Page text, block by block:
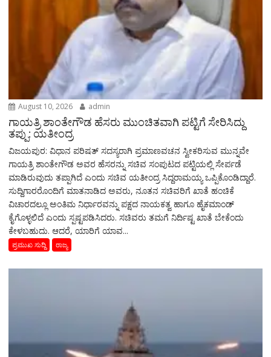
August 10, 2026 admin
ಗಾಯತ್ರಿ ಶಾಂತೇಗೌಡ ಹೆಸರು ಮುಂಚಿತವಾಗಿ ಪಟ್ಟಿಗೆ ಸೇರಿಸಿದ್ದು
ತಪ್ಪು: ಯತೀಂದ್ರ
ವಿಜಯಪುರ: ವಿಧಾನ ಪರಿಷತ್‌ ಸದಸ್ಯರಾಗಿ ಪ್ರಮಾಣವಚನ ಸ್ವೀಕರಿಸುವ ಮುನ್ನವೇ
ಗಾಯತ್ರಿ ಶಾಂತೇಗೌಡ ಅವರ ಹೆಸರನ್ನು ಸಚಿವ ಸಂಪುಟದ ಪಟ್ಟಿಯಲ್ಲಿ ಸೇರ್ಪಡೆ
ಮಾಡಿರುವುದು ತಪ್ಪಾಗಿದೆ ಎಂದು ಸಚಿವ ಯತೀಂದ್ರ ಸಿದ್ದರಾಮಯ್ಯ ಒಪ್ಪಿಕೊಂಡಿದ್ದಾರೆ.
ಸುದ್ದಿಗಾರರೊಂದಿಗೆ ಮಾತನಾಡಿದ ಅವರು, ನೂತನ ಸಚಿವರಿಗೆ ಖಾತೆ ಹಂಚಿಕೆ
ವಿಚಾರದಲ್ಲೂ ಅಂತಿಮ ನಿರ್ಧಾರವನ್ನು ಪಕ್ಷದ ನಾಯಕತ್ವ ಹಾಗೂ ಹೈಕಮಾಂಡ್‌
ಕೈಗೊಳ್ಳಲಿದೆ ಎಂದು ಸ್ಪಷ್ಟಪಡಿಸಿದರು. ಸಚಿವರು ತಮಗೆ ನಿರ್ದಿಷ್ಟ ಖಾತೆ ಬೇಕೆಂದು
ಕೇಳಬಹುದು. ಆದರೆ, ಯಾರಿಗೆ ಯಾವ...
ಪ್ರಮುಖ ಸುದ್ದಿ ರಾಜ್ಯ